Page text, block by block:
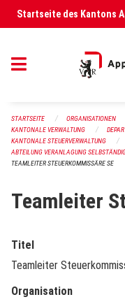
Navigation überspringen
Startseite des Kantons
STARTSEITE ORGANISATIONEN
KANTONALE VERWALTUNG
KANTONALE STEUERVERWALTUNG
ABTEILUNG VERANLAGUNG
TEAMLEITER STEUERKOMMISSÄRE SE
Teamleiter
Titel
Teamleiter
Organisation